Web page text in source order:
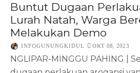
Buntut Dugaan
Lurah Natah, Warga
Melakukan Demo
INFOGUNUNGKIDUL OKT 08, 2023
NGLIPAR-MINGGU PAHING |